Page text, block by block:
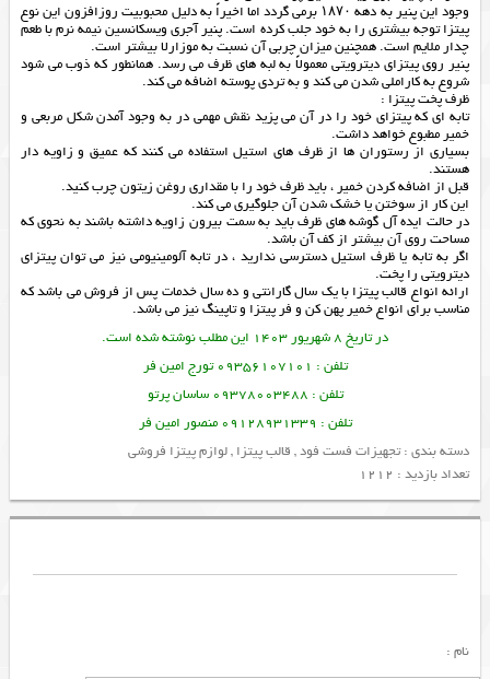
وجود این پنیر به دهه ۱۸۷۰ برمی گردد اما اخیراً به دلیل محبوبیت روزافزون این نوع
پیتزا توجه بیشتری را به خود جلب کرده است. پنیر آجری ویسکانسین نیمه نرم با طعم
چدار ملایم است. همچنین میزان چربی آن نسبت به موزارلا بیشتر است.
پنیر روی پیتزای دیترویتی معمولاً به لبه های ظرف می رسد. همانطور که ذوب می شود
شروع به کاراملی شدن می کند و به تردی پوسته اضافه می کند.
ظرف پخت پیتزا :
تابه ای که پیتزای خود را در آن می پزید نقش مهمی در به وجود آمدن شکل مربعی و
خمیر مطبوع خواهد داشت.
بسیاری از رستوران ها از ظرف های استیل استفاده می کنند که عمیق و زاویه دار
هستند.
قبل از اضافه کردن خمیر ، باید ظرف خود را با مقداری روغن زیتون چرب کنید.
این کار از سوختن یا خشک شدن آن جلوگیری می کند.
در حالت ایده آل گوشه های ظرف باید به سمت بیرون زاویه داشته باشند به نحوی که
مساحت روی آن بیشتر از کف آن باشد.
اگر به تابه یا ظرف استیل دسترسی ندارید ، در تابه آلومینیومی نیز می توان پیتزای
دیترویتی را پخت.
ارائه انواع قالب پیتزا با یک سال گارانتی و ده سال خدمات پس از فروش می باشد که
مناسب برای انواعخمیر پهن کنو فر پیتزا وتاپینگنیز می باشد.
در تاریخ 8 شهریور 1403 این مطلب نوشته شده است.
تلفن : 09356107101 تورج امین فر
تلفن : 09378003488 ساسان پرتو
تلفن : 09128931339 منصور امین فر
دسته بندی :تجهیزات فست فود, قالب پیتزا ,لوازم پیتزا فروشی
تعداد بازدید : 1212
نام :